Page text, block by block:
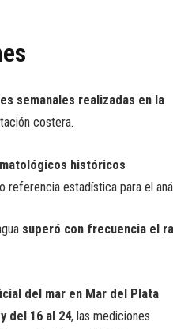
semanales realizadas en la
costera.
históricos
referencia estadística para el
superó con frecuencia el
del mar en Mar del Plata
del 16 al 24, las mediciones